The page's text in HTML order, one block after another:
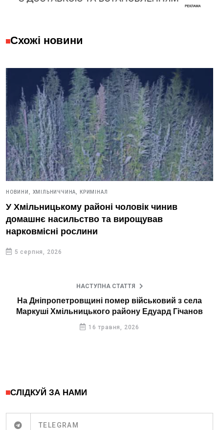
Схожі новини
НОВИНИ, ХМІЛЬНИЧЧИНА, КРИМІНАЛ
У Хмільницькому районі чоловік чинив
домашнє насильство та вирощував
нарковмісні рослини
5 серпня, 2026
НАСТУПНА СТАТТЯ
На Дніпропетровщині помер військовий з села
Маркуші Хмільницького району Едуард Гічанов
16 травня, 2026
СЛІДКУЙ ЗА НАМИ
TELEGRAM